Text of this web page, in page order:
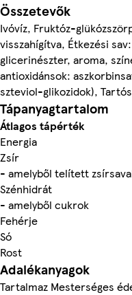
Összetevők
Ivóvíz, Fruktóz-
visszahígítva, Étkezési
glicerinészter, aroma,
antioxidánsok:
szteviol-glikozidok),
Tápanyagtartalom
Átlagos tápérték
Energia
Zsír
- amelyből telített
Szénhidrát
- amelyből cukrok
Fehérje
Só
Rost
Adalékanyagok
Tartalmaz Mesterséges